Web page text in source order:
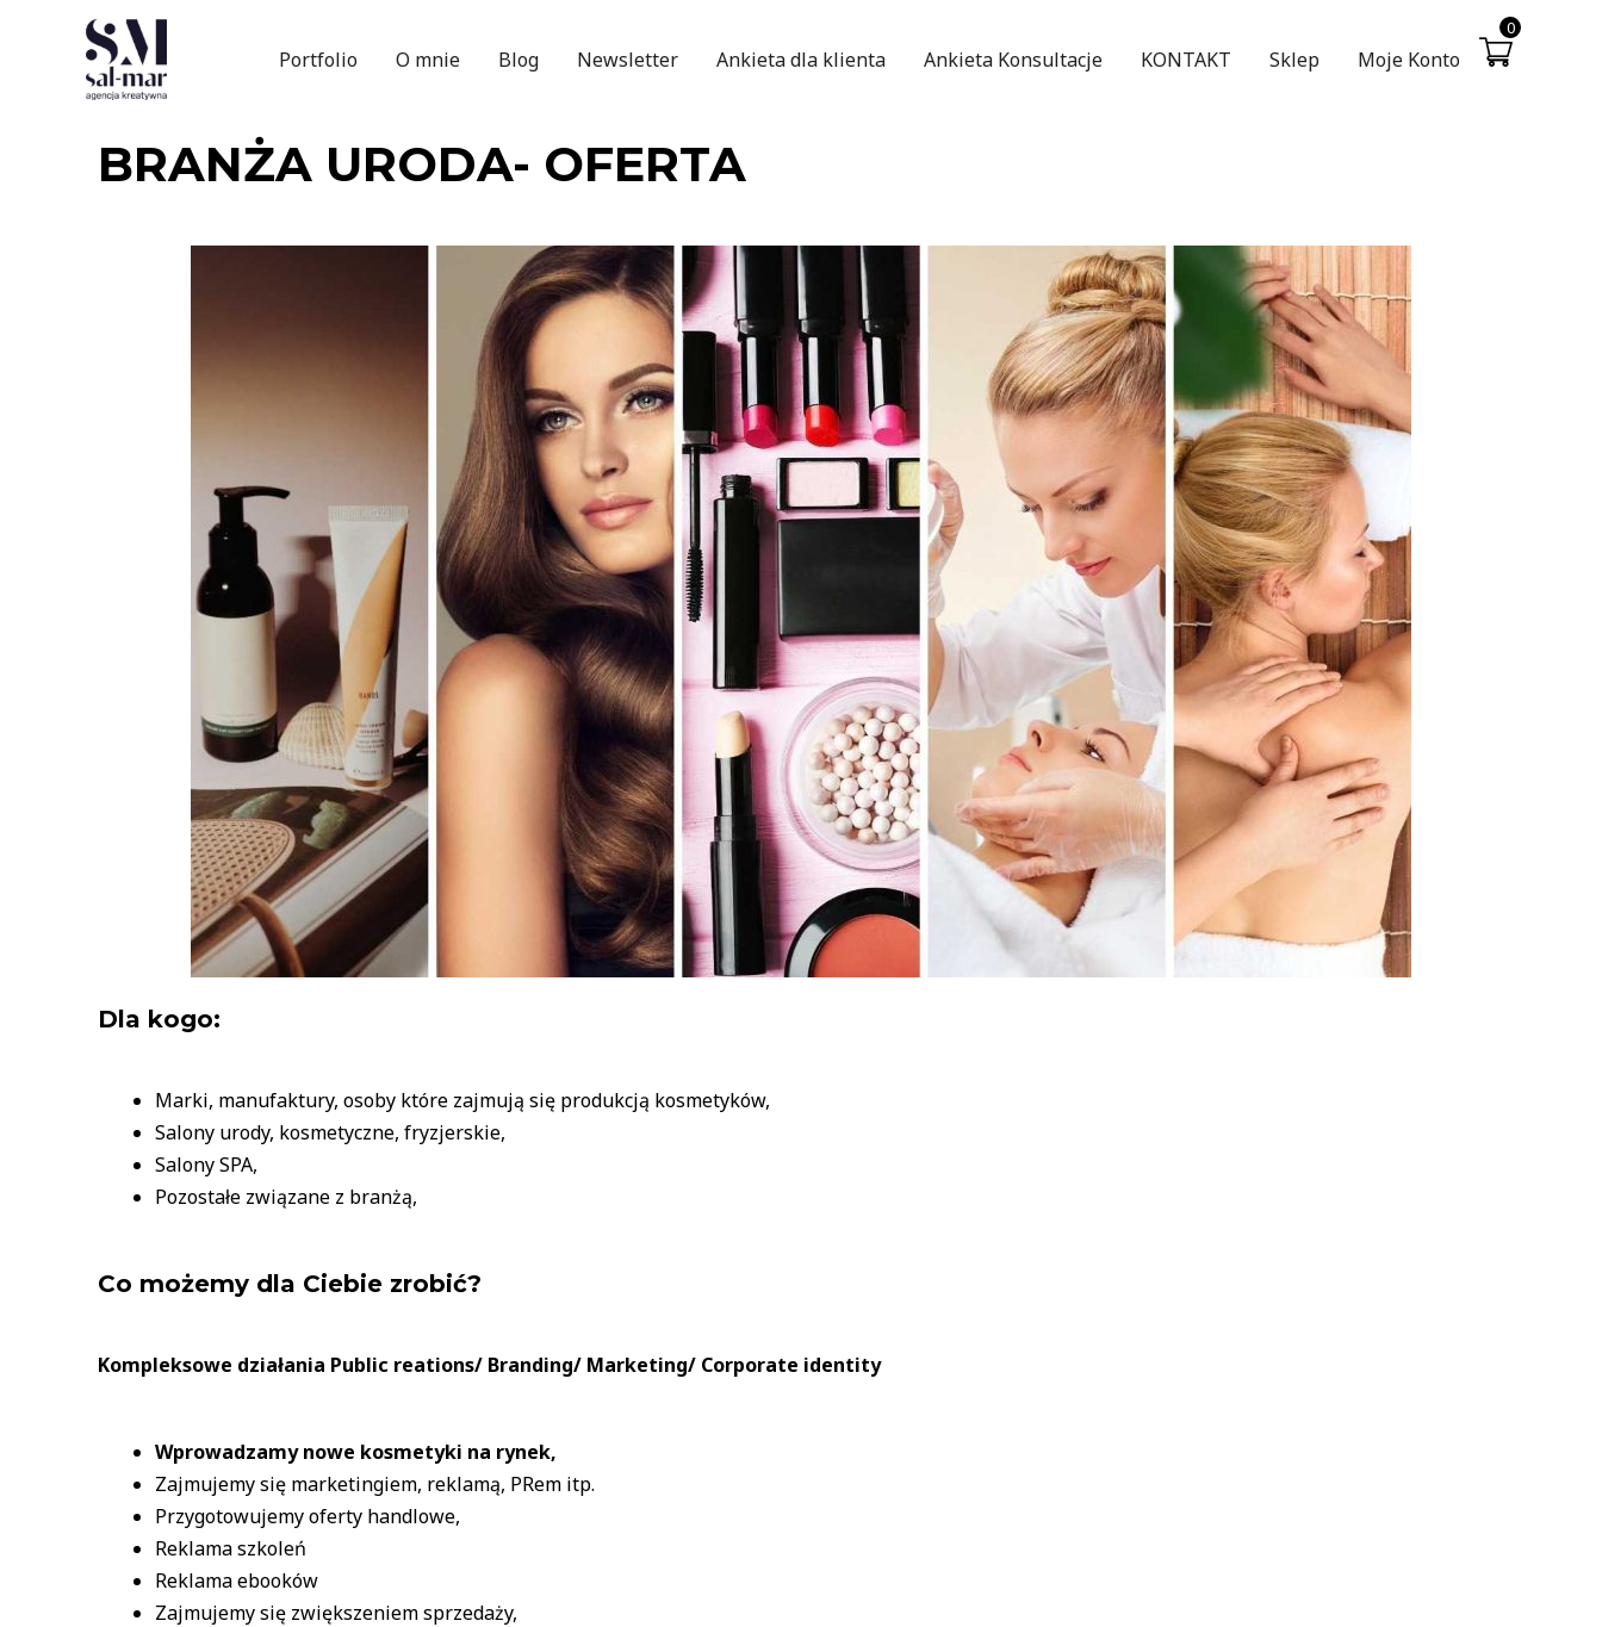
Portfolio O mnie Blog Newsletter Ankieta dla klienta Ankieta Konsultacje KONTAKT Sklep Moje Konto
0
BRANŻA URODA- OFERTA
Dla kogo:
Marki, manufaktury, osoby które zajmują się produkcją kosmetyków,
Salony urody, kosmetyczne, fryzjerskie,
Salony SPA,
Pozostałe związane z branżą,
Co możemy dla Ciebie zrobić?
Kompleksowe działania Public reations/ Branding/ Marketing/ Corporate identity
Wprowadzamy nowe kosmetyki na rynek,
Zajmujemy się marketingiem, reklamą, PRem itp.
Przygotowujemy oferty handlowe,
Reklama szkoleń
Reklama ebooków
Zajmujemy się zwiększeniem sprzedaży,